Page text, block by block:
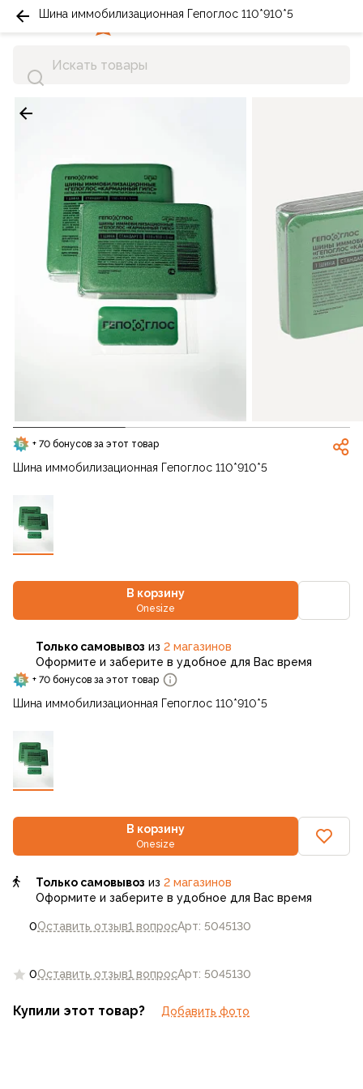
+ 70 бонусов за этот товар
Шина иммобилизационная Гепоглос 110*910*5
В корзину
Onesize
0Оставить отзыв1 вопросАрт: 5045130
Только самовывоз из 2 магазинов
Оформите и заберите в удобное для Вас время
+ 70 бонусов за этот товар
Шина иммобилизационная Гепоглос 110*910*5
В корзину
Onesize
0Оставить отзыв1 вопросАрт: 5045130
Только самовывоз из 2 магазинов
Оформите и заберите в удобное для Вас время
Купили этот товар? Добавить фото
Шина иммобилизационная Гепоглос 110*910*5